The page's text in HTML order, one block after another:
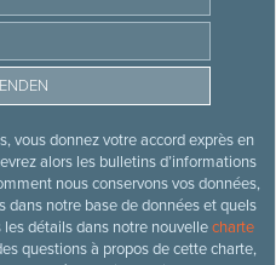
vous donnez votre accord exprès en
alors les bulletins d’informations
nous conservons vos données,
dans notre base de données et quels
détails dans notre nouvellecharte
questions à propos de cette charte,